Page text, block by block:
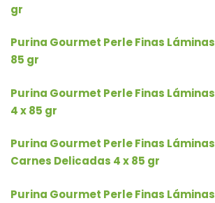
gr
Purina Gourmet Perle Finas
85 gr
Purina Gourmet Perle Finas
4 x 85 gr
Purina Gourmet Perle Finas Láminas
Carnes Delicadas 4 x 85 gr
Purina Gourmet Perle Finas